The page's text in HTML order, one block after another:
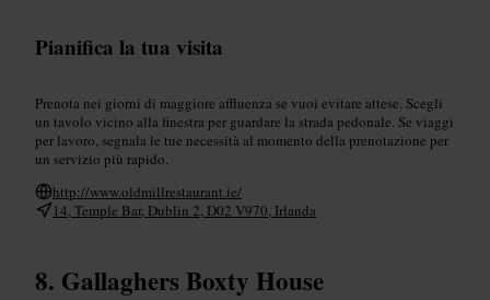
Pianifica la tua visita
Prenota nei giorni di maggiore affluenza se vuoi evitare attese. Scegli
un tavolo vicino alla finestra per guardare la strada pedonale. Se viaggi
per lavoro, segnala le tue necessità al momento della prenotazione per
un servizio più rapido.
http://www.oldmillrestaurant.ie/
14, Temple Bar, Dublin 2, D02 V970, Irlanda
Gallaghers Boxty House